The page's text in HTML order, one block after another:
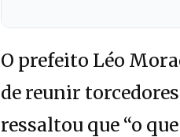
O prefeito Léo
de reunir
ressaltou que “o